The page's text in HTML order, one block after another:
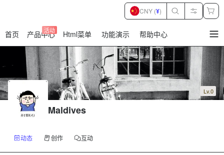
首页 产品中心
活动 Html菜单 功能演示 帮助中心
CNY (¥)
Lv.0
Maldives
动态 创作 互动